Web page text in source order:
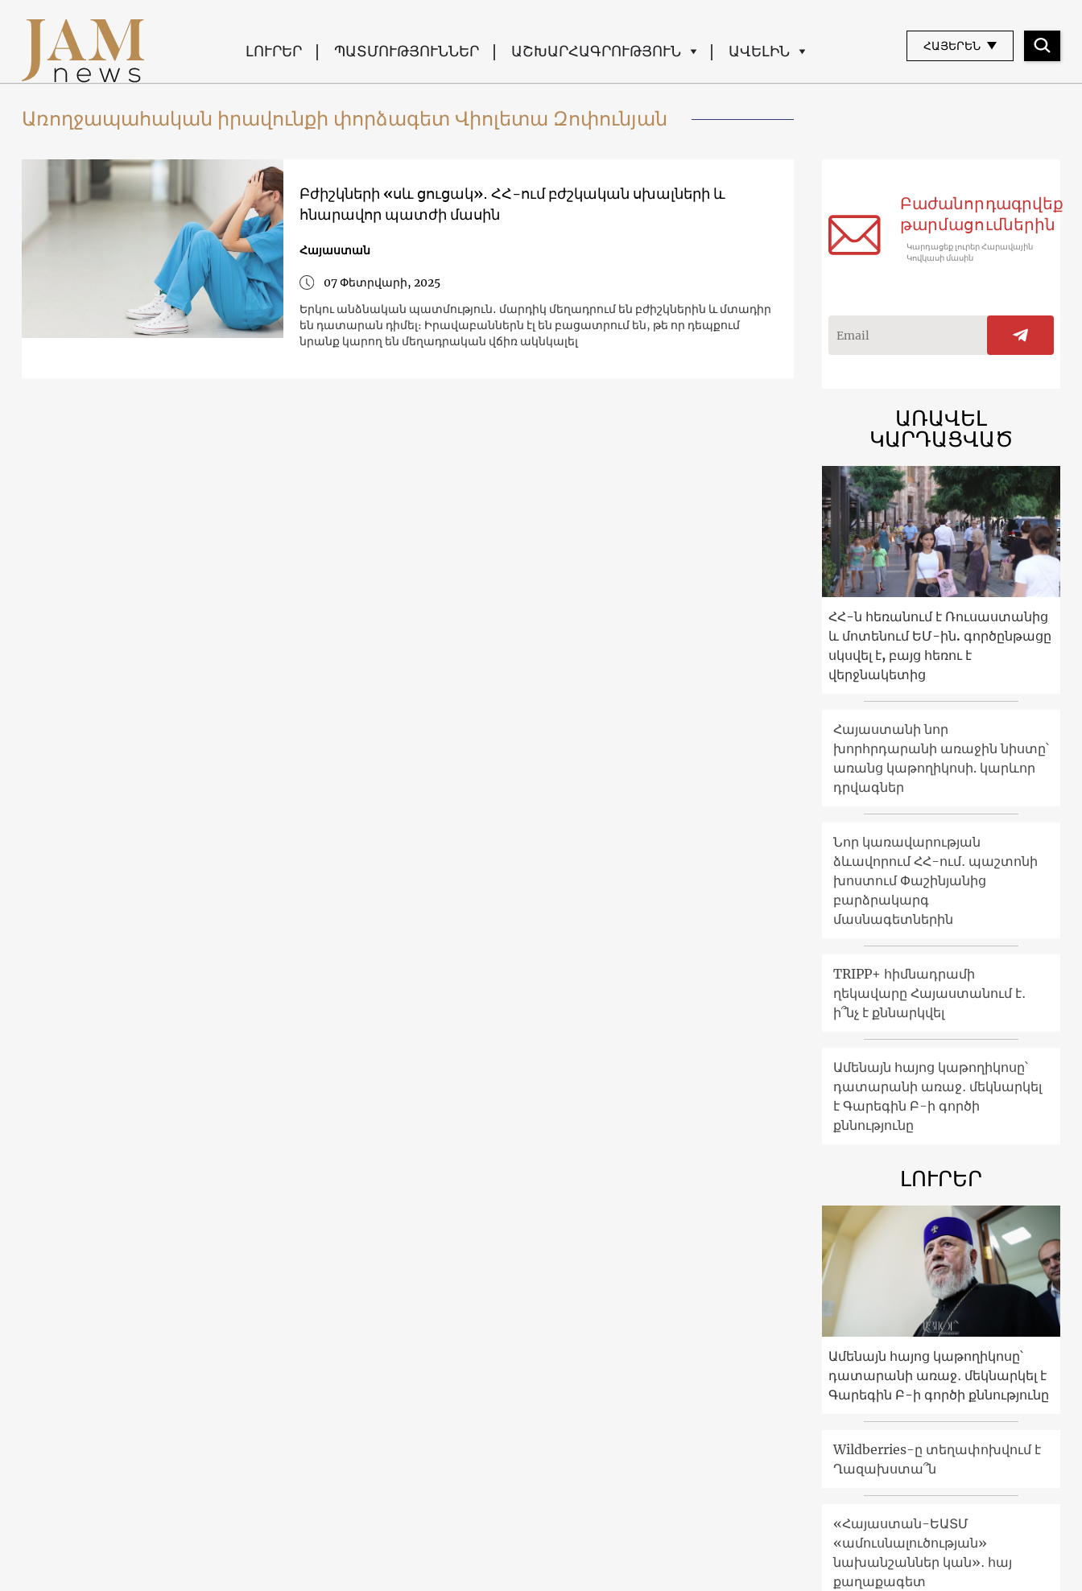
ԼՈՒՐԵՐ ՊԱՏՄՈՒԹՅՈՒՆՆԵՐ ԱՇԽԱՐՀԱԳՐՈՒԹՅՈՒՆ ԱՎԵԼԻՆ ՀԱՅԵՐԵՆ
Առողջապահական իրավունքի փորձագետ Վիոլետա Զոփունյան
Բժիշկների «սև ցուցակ»․ ՀՀ-ում բժշկական սխալների և
հնարավոր պատժի մասին
Հայաստան
07 Փետրվարի, 2025
Երկու անձնական պատմություն․ մարդիկ մեղադրում են բժիշկներին և մտադիր
են դատարան դիմել։ Իրավաբաններն էլ են բացատրում են, թե որ դեպքում
նրանք կարող են մեղադրական վճիռ ակնկալել
Բաժանորդագրվեք
թարմացումներին
Կարդացեք լուրեր Հարավային
Կովկասի մասին
ԱՌԱՎԵԼ
ԿԱՐԴԱՑՎԱԾ
ՀՀ-ն հեռանում է Ռուսաստանից
և մոտենում ԵՄ-ին. գործընթացը
սկսվել է, բայց հեռու է
վերջնակետից
Հայաստանի նոր
խորհրդարանի առաջին նիստը՝
առանց կաթողիկոսի. կարևոր
դրվագներ
Նոր կառավարության
ձևավորում ՀՀ-ում․ պաշտոնի
խոստում Փաշինյանից
բարձրակարգ
մասնագետներին
TRIPP+ հիմնադրամի
ղեկավարը Հայաստանում է․
ի՞նչ է քննարկվել
Ամենայն հայոց կաթողիկոսը՝
դատարանի առաջ․ մեկնարկել
է Գարեգին Բ-ի գործի
քննությունը
ԼՈՒՐԵՐ
Ամենայն հայոց կաթողիկոսը՝
դատարանի առաջ․ մեկնարկել է
Գարեգին Բ-ի գործի քննությունը
Wildberries-ը տեղափոխվում է
Ղազախստա՞ն
«Հայաստան-ԵԱՏՄ
«ամուսնալուծության»
նախանշաններ կան»․ հայ
քաղաքագետ